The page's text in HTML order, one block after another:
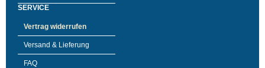
SERVICE
Vertrag widerrufen
Versand & Lieferung
FAQ